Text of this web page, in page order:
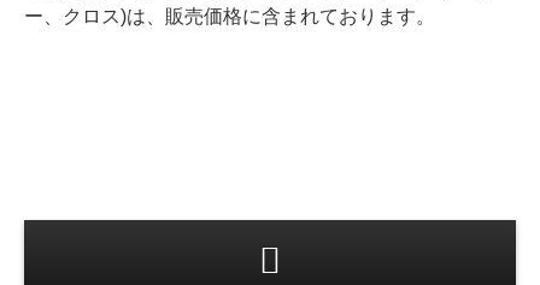
タッチ・音色の調整
ー、クロス)は、販売価格に含まれております。